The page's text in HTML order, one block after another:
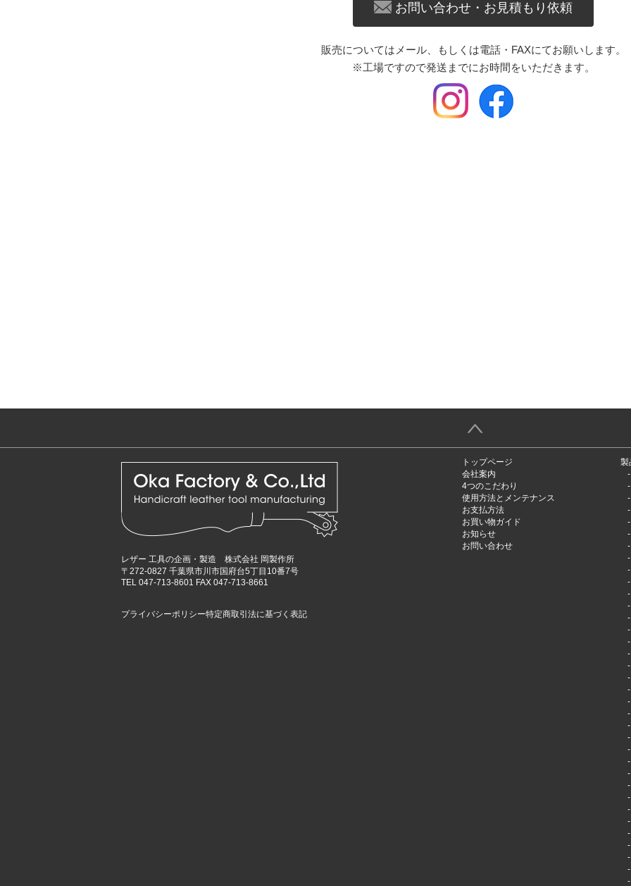
お問い合わせ・お見積もり依頼
販売についてはメール、もしくは電話・FAXにてお願いします。
※工場ですので発送までにお時間をいただきます。
＞
レザー 工具の企画・製造 株式会社 岡製作所
〒272-0827 千葉県市川市国府台5丁目10番7号
TEL 047-713-8601 FAX 047-713-8661
プライバシーポリシー特定商取引法に基づく表記
トップページ
会社案内
4つのこだわり
使用方法とメンテナンス
お支払方法
お買い物ガイド
お知らせ
お問い合わせ
製